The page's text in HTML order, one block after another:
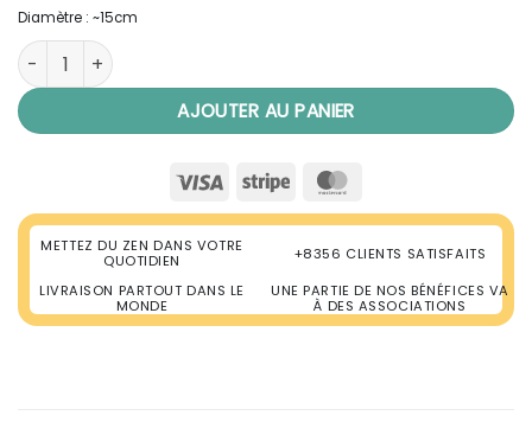
Diamètre : ~15cm
quantité de Attrape Rêve Amérindien Navajos
AJOUTER AU PANIER
Visa Stripe
METTEZ DU ZEN DANS VOTRE
QUOTIDIEN
+8356 CLIENTS SATISFAITS
LIVRAISON PARTOUT DANS LE
MONDE
UNE PARTIE DE NOS BÉNÉFICES VA
À DES ASSOCIATIONS